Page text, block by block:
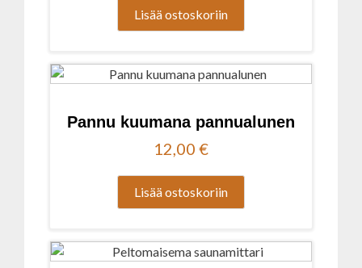
Lisää ostoskoriin
Pannu kuumana pannualunen
12,00 €
Lisää ostoskoriin